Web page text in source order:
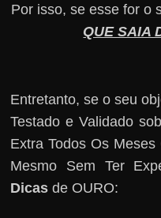
Por isso, se esse for o
QUE SAIA
Entretanto, se o seu
Testado e Validado
Extra Todos Os
Mesmo Sem Ter
Dicas de OURO: